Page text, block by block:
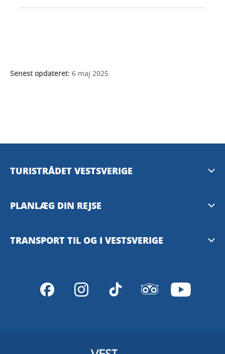
Senest opdateret: 6 maj 2025
TURISTRÅDET VESTSVERIGE
Mediebank
PLANLÆG DIN REJSE
Tilgængelighedsguide – TD
VisitSweden
TRANSPORT TIL OG I VESTSVERIGE
SJ – med tog